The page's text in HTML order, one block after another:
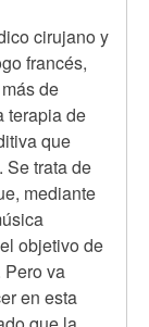
cirujano y
francés,
de
terapia de
que
Se trata de
mediante
objetivo de
Pero va
en esta